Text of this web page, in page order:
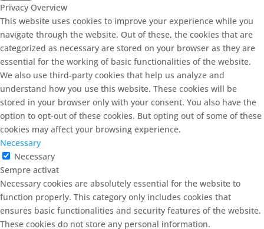
Privacy Overview
This website uses cookies to improve your experience while you
navigate through the website. Out of these, the cookies that are
categorized as necessary are stored on your browser as they are
essential for the working of basic functionalities of the website.
We also use third-party cookies that help us analyze and
understand how you use this website. These cookies will be
stored in your browser only with your consent. You also have the
option to opt-out of these cookies. But opting out of some of these
cookies may affect your browsing experience.
Necessary
Necessary
Sempre activat
Necessary cookies are absolutely essential for the website to
function properly. This category only includes cookies that
ensures basic functionalities and security features of the website.
These cookies do not store any personal information.